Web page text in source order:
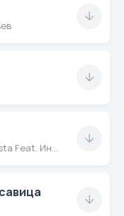
спелых пашен
от росы.
Medique & Monista Feat. Интонация (In2Nation)